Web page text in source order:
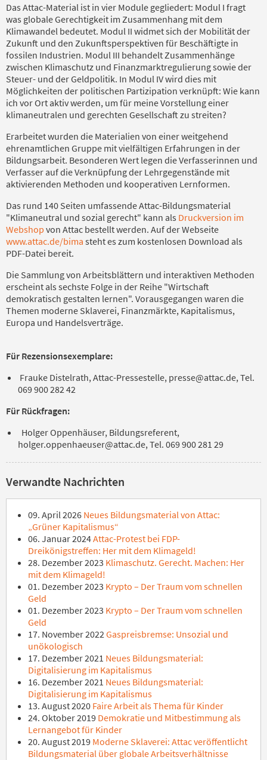
Das Attac-Material ist in vier Module gegliedert: Modul I fragt
was globale Gerechtigkeit im Zusammenhang mit dem
Klimawandel bedeutet. Modul II widmet sich der Mobilität der
Zukunft und den Zukunftsperspektiven für Beschäftigte in
fossilen Industrien. Modul III behandelt Zusammenhänge
zwischen Klimaschutz und Finanzmarktregulierung sowie der
Steuer- und der Geldpolitik. In Modul IV wird dies mit
Möglichkeiten der politischen Partizipation verknüpft: Wie kann
ich vor Ort aktiv werden, um für meine Vorstellung einer
klimaneutralen und gerechten Gesellschaft zu streiten?
Erarbeitet wurden die Materialien von einer weitgehend
ehrenamtlichen Gruppe mit vielfältigen Erfahrungen in der
Bildungsarbeit. Besonderen Wert legen die Verfasserinnen und
Verfasser auf die Verknüpfung der Lehrgegenstände mit
aktivierenden Methoden und kooperativen Lernformen.
Das rund 140 Seiten umfassende Attac-Bildungsmaterial
"Klimaneutral und sozial gerecht" kann als Druckversion im
Webshop von Attac bestellt werden. Auf der Webseite
www.attac.de/bima steht es zum kostenlosen Download als
PDF-Datei bereit.
Die Sammlung von Arbeitsblättern und interaktiven Methoden
erscheint als sechste Folge in der Reihe "Wirtschaft
demokratisch gestalten lernen". Vorausgegangen waren die
Themen moderne Sklaverei, Finanzmärkte, Kapitalismus,
Europa und Handelsverträge.
Für Rezensionsexemplare:
Frauke Distelrath, Attac-Pressestelle, presse@attac.de, Tel.
069 900 282 42
Für Rückfragen:
Holger Oppenhäuser, Bildungsreferent,
holger.oppenhaeuser@attac.de, Tel. 069 900 281 29
Verwandte Nachrichten
09. April 2026 Neues Bildungsmaterial von Attac:
„Grüner Kapitalismus“
06. Januar 2024Attac-Protest bei FDP-
Dreikönigstreffen: Her mit dem Klimageld!
28. Dezember 2023 Klimaschutz. Gerecht. Machen: Her
mit dem Klimageld!
01. Dezember 2023 Krypto – Der Traum vom schnellen
Geld
01. Dezember 2023 Krypto – Der Traum vom schnellen
Geld
17. November 2022 Gaspreisbremse: Unsozial und
unökologisch
17. Dezember 2021 Neues Bildungsmaterial:
Digitalisierung im Kapitalismus
16. Dezember 2021 Neues Bildungsmaterial:
Digitalisierung im Kapitalismus
13. August 2020 Faire Arbeit als Thema für Kinder
24. Oktober 2019 Demokratie und Mitbestimmung als
Lernangebot für Kinder
20. August 2019 Moderne Sklaverei: Attac veröffentlicht
Bildungsmaterial über globale Arbeitsverhältnisse